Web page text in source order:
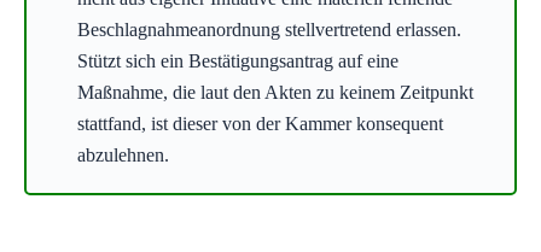
Beschlagnahmeanordnung stellvertretend erlassen.
Stützt sich ein Bestätigungsantrag auf eine
Maßnahme, die laut den Akten zu keinem Zeitpunkt
stattfand, ist dieser von der Kammer konsequent
abzulehnen.